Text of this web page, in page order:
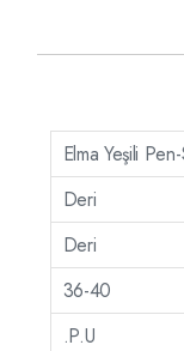
Elma Yeşili
Deri
Deri
36-40
P.U.